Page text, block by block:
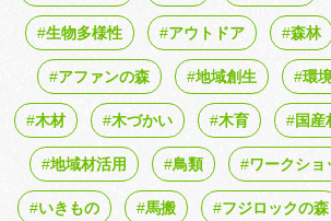
生物多様性 アウトドア 森林
アファンの森 地域創生 環
木材 木づかい 木育 国産
地域材活用 鳥類 ワークショ
いきもの 馬搬 フジロックの森